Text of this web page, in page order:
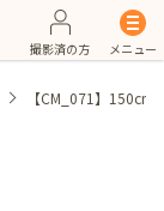
撮影済の方 メニュー
【CM_071】